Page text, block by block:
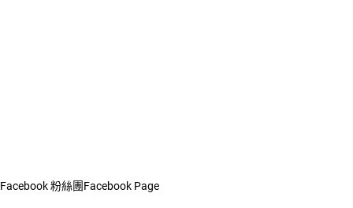
Facebook 粉絲團Facebook Page